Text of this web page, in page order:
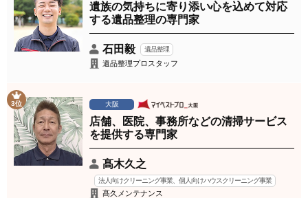
遺族の気持ちに寄り添い心を込めて対応
する遺品整理の専門家
石田毅 遺品整理
遺品整理プロスタッフ
3位 大阪
店舗、医院、事務所などの清掃サービス
を提供する専門家
髙木久之
法人向けクリーニング事業、個人向けハウスクリーニング事業
髙久メンテナンス